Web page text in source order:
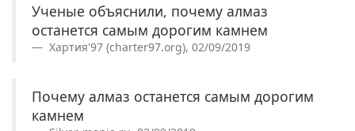
Ученые объяснили, почему алмаз
останется самым дорогим камнем
Хартия'97 (charter97.org), 02/09/2019
Почему алмаз останется самым дорогим
камнем